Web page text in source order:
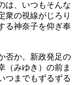
は、いつもそんな
衆の視線がじろり
る神奈子を仰ぎ奉
否か。新政発足の
（みゆき）の前ま
つまでもずるずる